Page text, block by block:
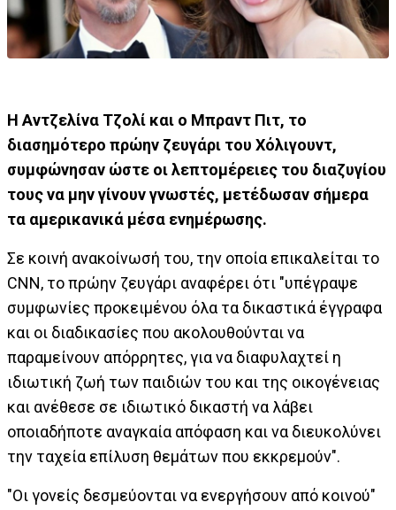
Η Αντζελίνα Τζολί και ο Μπραντ Πιτ, το
διασημότερο πρώην ζευγάρι του Χόλιγουντ,
συμφώνησαν ώστε οι λεπτομέρειες του διαζυγίου
τους να μην γίνουν γνωστές, μετέδωσαν σήμερα
τα αμερικανικά μέσα ενημέρωσης.
Σε κοινή ανακοίνωσή του, την οποία επικαλείται το
CNN, το πρώην ζευγάρι αναφέρει ότι "υπέγραψε
συμφωνίες προκειμένου όλα τα δικαστικά έγγραφα
και οι διαδικασίες που ακολουθούνται να
παραμείνουν απόρρητες, για να διαφυλαχτεί η
ιδιωτική ζωή των παιδιών του και της οικογένειας
και ανέθεσε σε ιδιωτικό δικαστή να λάβει
οποιαδήποτε αναγκαία απόφαση και να διευκολύνει
την ταχεία επίλυση θεμάτων που εκκρεμούν".
"Οι γονείς δεσμεύονται να ενεργήσουν από κοινού"